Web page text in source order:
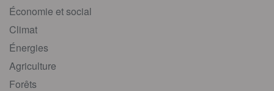
Économie et social
Climat
Énergies
Agriculture
Forêts